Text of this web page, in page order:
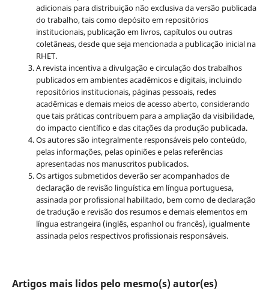
adicionais para distribuição não exclusiva da versão publicada
do trabalho, tais como depósito em repositórios
institucionais, publicação em livros, capítulos ou outras
coletâneas, desde que seja mencionada a publicação inicial na
RHET.
A revista incentiva a divulgação e circulação dos trabalhos
publicados em ambientes acadêmicos e digitais, incluindo
repositórios institucionais, páginas pessoais, redes
acadêmicas e demais meios de acesso aberto, considerando
que tais práticas contribuem para a ampliação da visibilidade,
do impacto científico e das citações da produção publicada.
Os autores são integralmente responsáveis pelo conteúdo,
pelas informações, pelas opiniões e pelas referências
apresentadas nos manuscritos publicados.
Os artigos submetidos deverão ser acompanhados de
declaração de revisão linguística em língua portuguesa,
assinada por profissional habilitado, bem como de declaração
de tradução e revisão dos resumos e demais elementos em
língua estrangeira (inglês, espanhol ou francês), igualmente
assinada pelos respectivos profissionais responsáveis.
Artigos mais lidos pelo mesmo(s) autor(es)